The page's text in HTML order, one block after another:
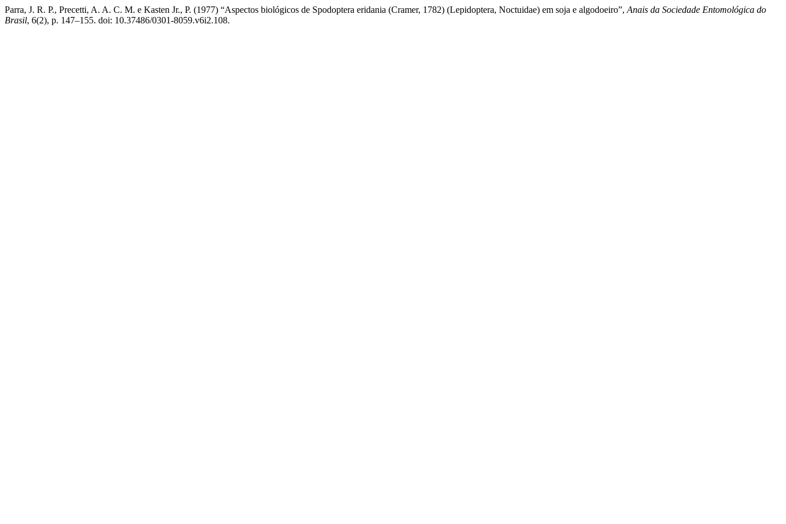
Parra, J. R. P., Precetti, A. A. C. M. e Kasten Jr., P. (1977) “Aspectos biológicos de Spodoptera eridania (Cramer, 1782) (Lepidoptera, Noctuidae) em soja e algodoeiro”, Anais da Sociedade Entomológica do
Brasil, 6(2), p. 147–155. doi: 10.37486/0301-8059.v6i2.108.